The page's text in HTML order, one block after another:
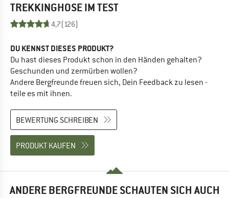
TREKKINGHOSEIM TEST
4,7(126)
DU KENNST DIESES PRODUKT?
Du hast dieses Produkt schon in den Händen gehalten?
Geschunden und zermürben wollen?
Andere Bergfreunde freuen sich, Dein Feedback zu lesen -
teile es mit ihnen.
BEWERTUNG SCHREIBEN
PRODUKT KAUFEN
ANDERE BERGFREUNDE SCHAUTEN SICH AUCH